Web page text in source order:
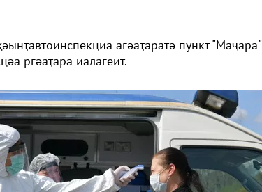
агәаҭаратә пункт "Маҷара"
ргәаҭара иалагеит.